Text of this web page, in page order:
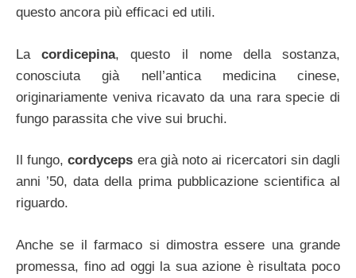
questo ancora più efficaci ed utili.
Lacordicepina, questo il nome della sostanza,
conosciuta già nell’antica medicina cinese,
originariamente veniva ricavato da una rara specie di
fungo parassita che vive sui bruchi.
Il fungo,cordyceps era già noto ai ricercatori sin dagli
anni ’50, data della prima pubblicazione scientifica al
riguardo.
Anche se il farmaco si dimostra essere una grande
promessa, fino ad oggi la sua azione è risultata poco